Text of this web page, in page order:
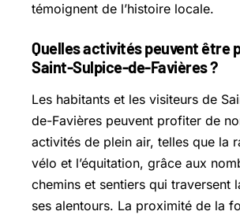
témoignent de l’histoire locale.
Quelles activités peuvent être
Saint-Sulpice-de-Favières ?
Les habitants et les visiteurs de
de-Favières peuvent profiter de
activités de plein air, telles que la
vélo et l’équitation, grâce aux
chemins et sentiers qui traversent
ses alentours. La proximité de la